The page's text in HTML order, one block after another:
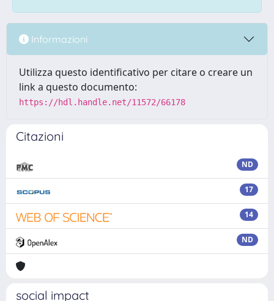
Informazioni
Utilizza questo identificativo per citare o creare un
link a questo documento:
https://hdl.handle.net/11572/66178
Citazioni
ND
17
14
ND
social impact